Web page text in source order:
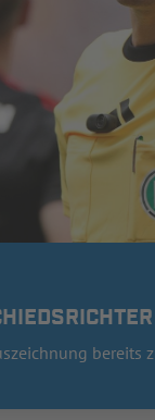
bereits